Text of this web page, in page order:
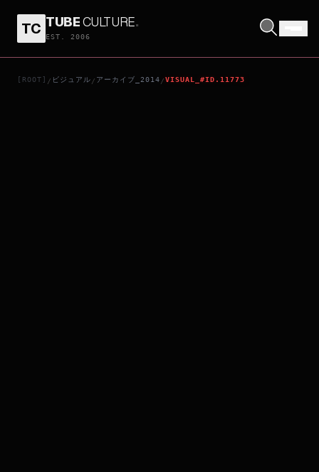
TC TUBECULTURE.
EST. 2006
[ROOT] / ビジュアル / アーカイブ_2014 /VISUAL_#ID.11773
西遊記之大鬧天宮